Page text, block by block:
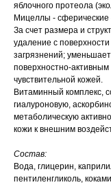
яблочного протеола
Мицеллы -
За счет размера и
удаление с
загрязнений;
поверхностно-
чувствительной кожей.
Витаминный комплекс,
гиалуроновую,
метаболическую
кожи к внешним
Состав:
Вода, глицерин,
пентиленгликоль,